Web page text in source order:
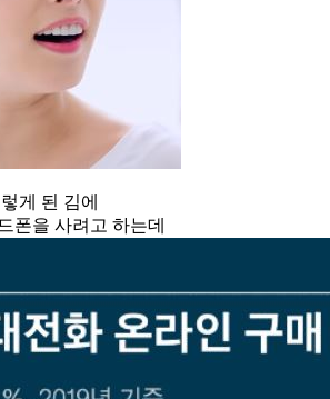
게 된 김에
폰을 사려고 하는데